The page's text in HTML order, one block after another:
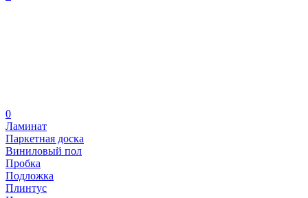
0
Ламинат
Паркетная доска
Виниловый пол
Пробка
Подложка
Плинтус